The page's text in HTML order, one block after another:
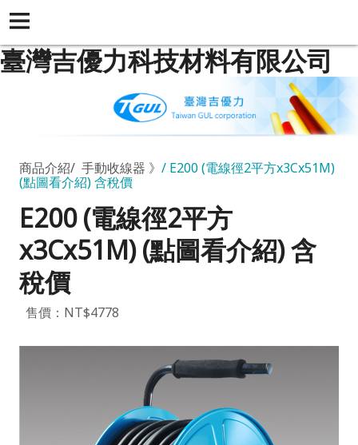
臺灣吉優力科技材料有限公司
商品介紹 手動收線器 》
E200 (電線徑2平方x3Cx51M)
(點圖看介紹) 含稅價
E200 (電線徑2平方
x3Cx51M) (點圖看介紹) 含
稅價
售價：NT$4778